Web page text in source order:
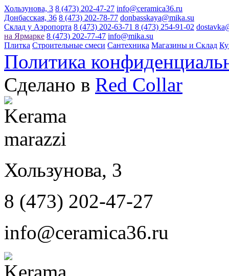
Хользунова, 3 8 (473) 202-47-27 info@ceramica36.ru
Донбасская, 36 8 (473) 202-78-77 donbasskaya@mika.su
Склад у Аэропорта 8 (473) 202-63-71 8 (473) 254-91-02
на Ярмарке 8 (473) 202-77-47 info@mika.su
Плитка Строительные смеси Сантехника Магазины и Склад
Политика
Сделано в Red Collar
Хользунова, 3
8 (473) 202-47-27
info@ceramica36.ru